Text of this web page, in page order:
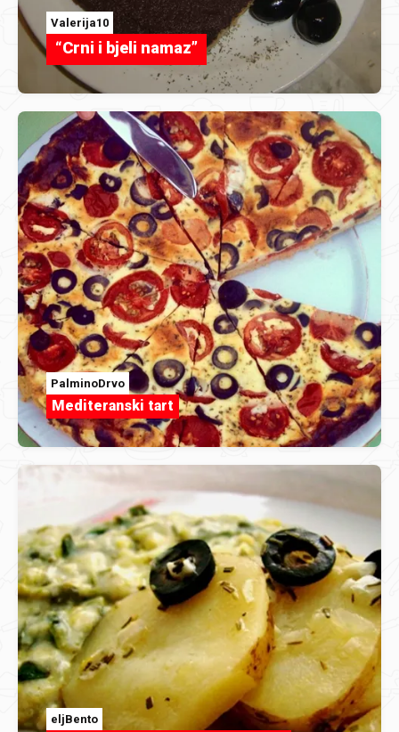
Valerija10
“Crni i bjeli namaz”
PalminoDrvo
Mediteranski tart
eljBento